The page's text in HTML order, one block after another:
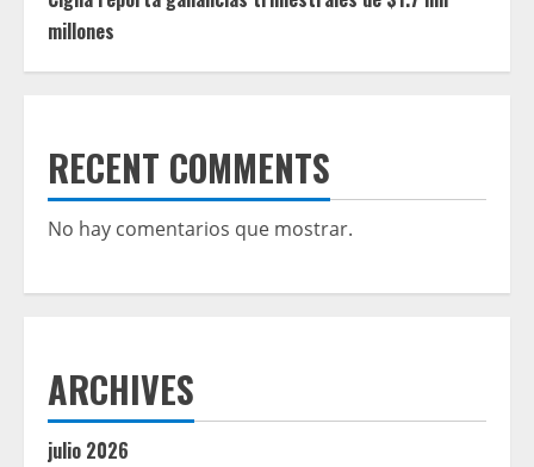
millones
RECENT COMMENTS
No hay comentarios que mostrar.
ARCHIVES
julio 2026